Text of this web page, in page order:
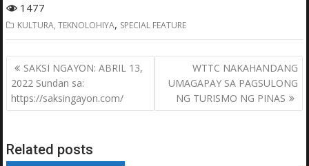
1477
KULTURA, TEKNOLOHIYA, SPECIAL FEATURE
Post
navigation
SAKSI NGAYON: ABRIL 13,
2022 Sundan sa:
https://saksingayon.com/
WTTC NAKAHANDANG
UMAGAPAY SA PAGSULONG
NG TURISMO NG PINAS
Related posts